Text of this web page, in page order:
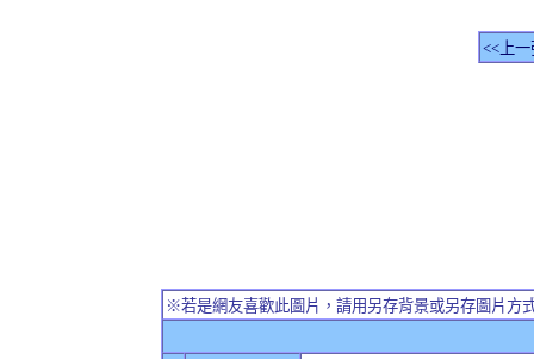
<<上一
※若是網友喜歡此圖片，請用另存背景或另存圖片方